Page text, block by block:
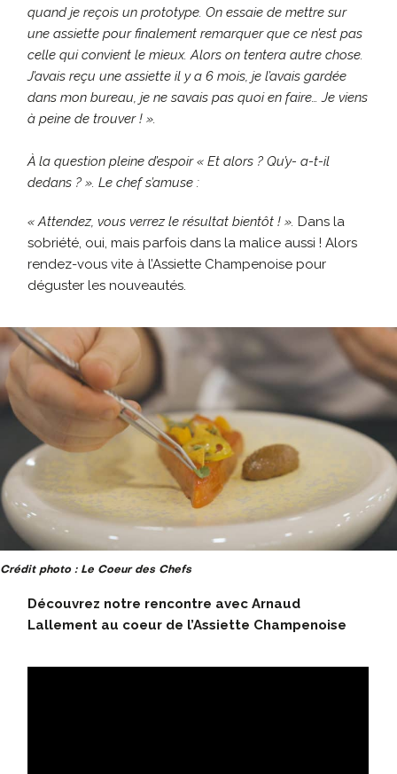
quand je reçois un prototype. On essaie de mettre sur
une assiette pour finalement remarquer que ce n’est pas
celle qui convient le mieux. Alors on tentera autre chose.
J’avais reçu une assiette il y a 6 mois, je l’avais gardée
dans mon bureau, je ne savais pas quoi en faire… Je viens
à peine de trouver ! ».
À la question pleine d’espoir « Et alors ? Qu’y- a-t-il
dedans ? ». Le chef s’amuse :
« Attendez, vous verrez le résultat bientôt ! ».Dans la
sobriété, oui, mais parfois dans la malice aussi ! Alors
rendez-vous vite à l’Assiette Champenoise pour
déguster les nouveautés.
Crédit photo : Le Coeur des Chefs
Découvrez notre rencontre avec Arnaud
Lallement au coeur de l’Assiette Champenoise